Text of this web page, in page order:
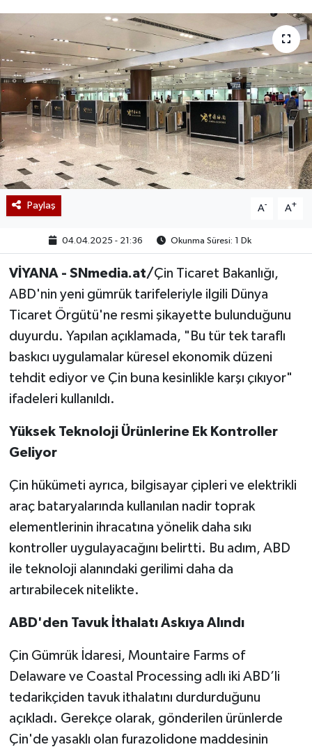
Paylaş A- A+
04.04.2025 - 21:36 Okunma Süresi: 1 Dk
VİYANA - SNmedia.at/Çin Ticaret Bakanlığı,
ABD'nin yeni gümrük tarifeleriyle ilgili Dünya
Ticaret Örgütü'ne resmi şikayette bulunduğunu
duyurdu. Yapılan açıklamada, "Bu tür tek taraflı
baskıcı uygulamalar küresel ekonomik düzeni
tehdit ediyor ve Çin buna kesinlikle karşı çıkıyor"
ifadeleri kullanıldı.
Yüksek Teknoloji Ürünlerine Ek Kontroller
Geliyor
Çin hükümeti ayrıca, bilgisayar çipleri ve elektrikli
araç bataryalarında kullanılan nadir toprak
elementlerinin ihracatına yönelik daha sıkı
kontroller uygulayacağını belirtti. Bu adım, ABD
ile teknoloji alanındaki gerilimi daha da
artırabilecek nitelikte.
ABD'den Tavuk İthalatı Askıya Alındı
Çin Gümrük İdaresi, Mountaire Farms of
Delaware ve Coastal Processing adlı iki ABD’li
tedarikçiden tavuk ithalatını durdurduğunu
açıkladı. Gerekçe olarak, gönderilen ürünlerde
Çin'de yasaklı olan furazolidone maddesinin